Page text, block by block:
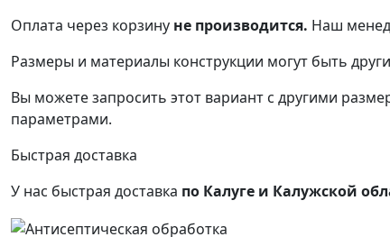
Оплата через корзину не производится. Наш
Размеры и материалы конструкции могут быть
Вы можете запросить этот вариант с другими
параметрами.
Быстрая доставка
У нас быстрая доставка по Калуге и Калужской